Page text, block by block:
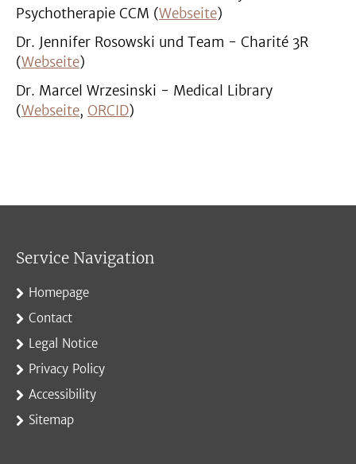
Psychotherapie CCM (Webseite)
Dr. Jennifer Rosowski und Team - Charité 3R
(Webseite)
Dr. Marcel Wrzesinski - Medical Library
(Webseite, ORCID)
Service Navigation
Homepage
Contact
Legal Notice
Privacy Policy
Accessibility
Sitemap